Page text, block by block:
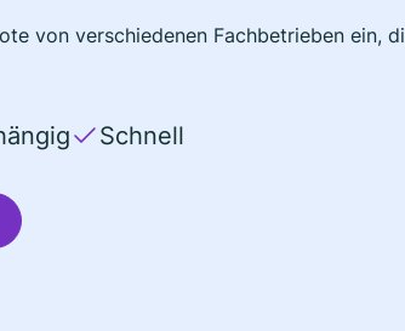
von verschiedenen Fachbetrieben ein,
Schnell